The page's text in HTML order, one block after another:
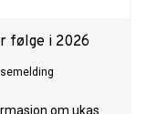
følge i 2026
om ukas